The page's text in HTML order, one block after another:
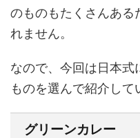
のものもたくさんある
れません。
なので、今回は日本式
ものを選んで紹介して
グリーンカレー